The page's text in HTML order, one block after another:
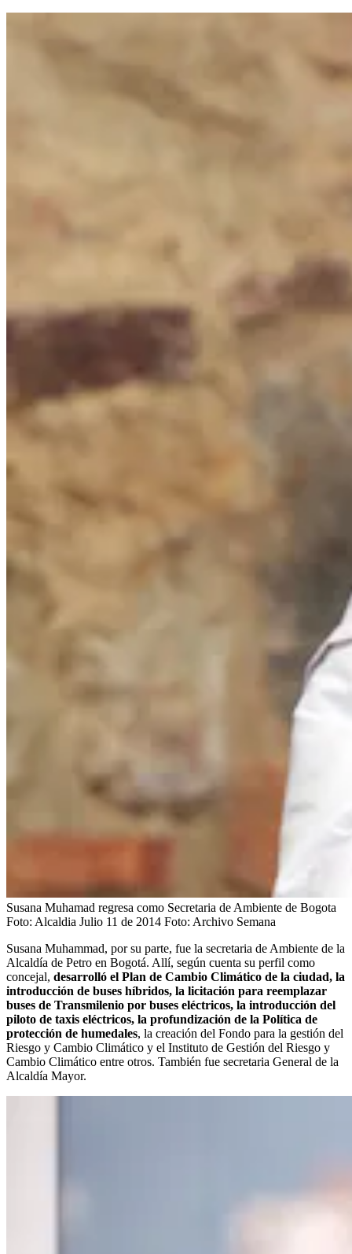
Susana Muhamad regresa como Secretaria de Ambiente de Bogota
Foto: Alcaldia Julio 11 de 2014 Foto: Archivo Semana
Susana Muhammad, por su parte, fue la secretaria de Ambiente de la
Alcaldía de Petro en Bogotá. Allí, según cuenta su perfil como
concejal, desarrolló el Plan de Cambio Climático de la ciudad, la
introducción de buses híbridos, la licitación para reemplazar
buses de Transmilenio por buses eléctricos, la introducción del
piloto de taxis eléctricos, la profundización de la Política de
protección de humedales, la creación del Fondo para la gestión del
Riesgo y Cambio Climático y el Instituto de Gestión del Riesgo y
Cambio Climático entre otros. También fue secretaria General de la
Alcaldía Mayor.